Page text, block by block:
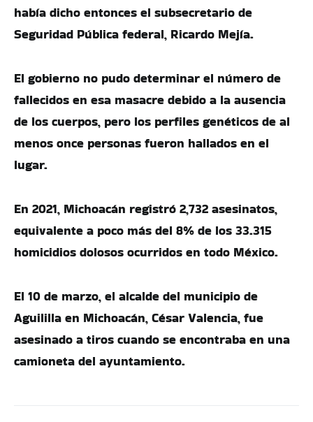
había dicho entonces el subsecretario de
Seguridad Pública federal, Ricardo Mejía.
El gobierno no pudo determinar el número de
fallecidos en esa masacre debido a la ausencia
de los cuerpos, pero los perfiles genéticos de al
menos once personas fueron hallados en el
lugar.
En 2021, Michoacán registró 2,732 asesinatos,
equivalente a poco más del 8% de los 33.315
homicidios dolosos ocurridos en todo México.
El 10 de marzo, el alcalde del municipio de
Aguililla en Michoacán, César Valencia, fue
asesinado a tiros cuando se encontraba en una
camioneta del ayuntamiento.